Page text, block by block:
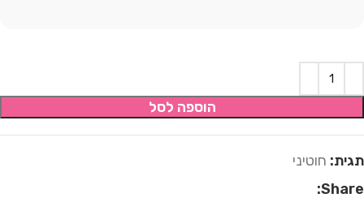
הוספה לסל
תגית: חוטיני
Share: